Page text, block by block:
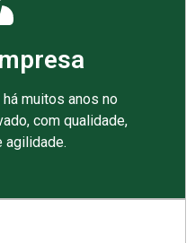
muitos anos no
com qualidade,
agilidade.